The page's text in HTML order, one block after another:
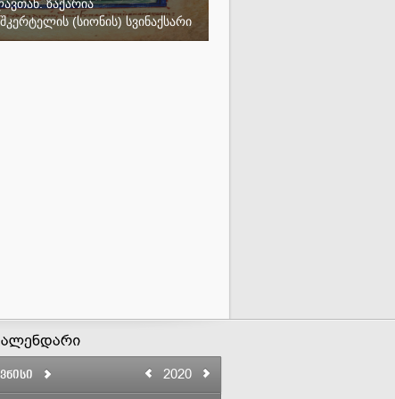
ზაქარია
(სიონის) სვინაქსარი
2020